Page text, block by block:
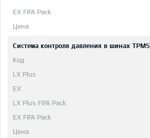
Система контроля давления в шинах TPMS